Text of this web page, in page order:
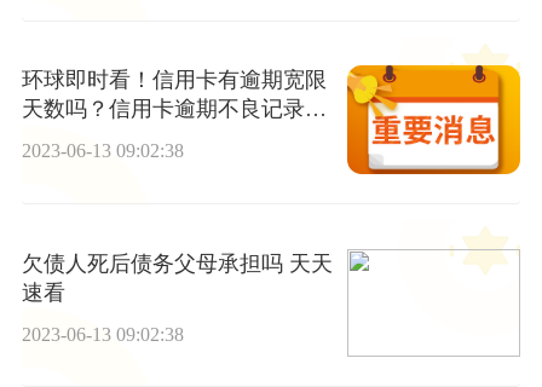
环球即时看！信用卡有逾期宽限
天数吗？信用卡逾期不良记录怎
么删除？
2023-06-13 09:02:38
欠债人死后债务父母承担吗 天天
速看
2023-06-13 09:02:38